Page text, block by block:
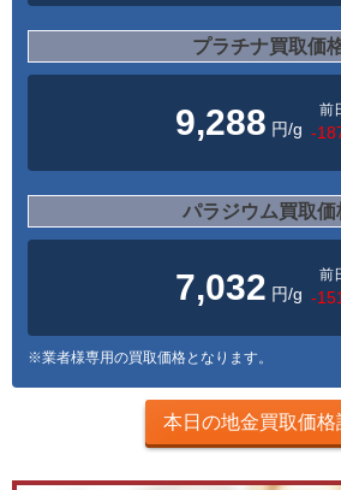
プラチナ買取価
9,288 円/g
前
-
パラジウム買取価
7,032 円/g
前
-
※業者様専用の買取価格となります。
本日の地金買取価格